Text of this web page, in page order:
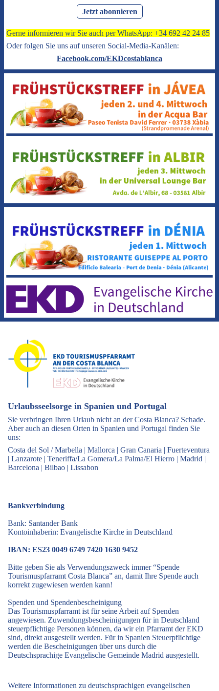
Jetzt abonnieren
Gerne informieren wir Sie auch per WhatsApp: +34 692 42 24 85
Oder folgen Sie uns auf unseren Social-Media-Kanälen:
Facebook.com/EKDcostablanca
Urlaubsseelsorge in Spanien und Portugal
Sie verbringen Ihren Urlaub nicht an der Costa Blanca? Schade.
Aber auch an diesen Orten in Spanien und Portugal finden Sie
uns:
Costa del Sol / Marbella | Mallorca | Gran Canaria | Fuerteventura
| Lanzarote | Teneriffa/La Gomera/La Palma/El Hierro | Madrid |
Barcelona | Bilbao | Lissabon
Bankverbindung
Bank: Santander Bank
Kontoinhaberin: Evangelische Kirche in Deutschland
IBAN: ES23 0049 6749 7420 1630 9452
Bitte geben Sie als Verwendungszweck immer “Spende
Tourismuspfarramt Costa Blanca” an, damit Ihre Spende auch
korrekt zugewiesen werden kann!
Spenden und Spendenbescheinigung
Das Tourismuspfarramt ist für seine Arbeit auf Spenden
angewiesen. Zuwendungsbescheinigungen für in Deutschland
steuerpflichtige Personen können, da wir ein Pfarramt der EKD
sind, direkt ausgestellt werden. Für in Spanien Steuerpflichtige
werden die Bescheinigungen über uns durch die
Deutschsprachige Evangelische Gemeinde Madrid ausgestellt.
Weitere Informationen zu deutschsprachigen evangelischen